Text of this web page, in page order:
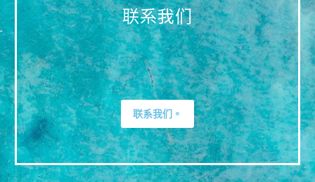
联系我们
联系我们。